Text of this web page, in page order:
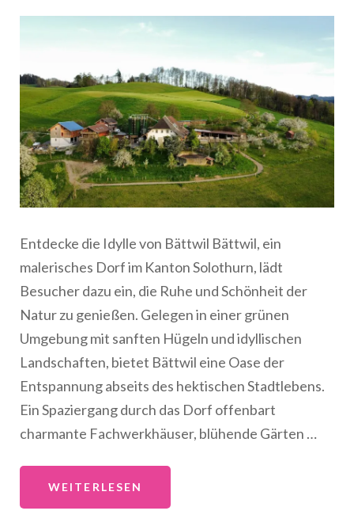
Entdecke die Idylle von Bättwil Bättwil, ein
malerisches Dorf im Kanton Solothurn, lädt
Besucher dazu ein, die Ruhe und Schönheit der
Natur zu genießen. Gelegen in einer grünen
Umgebung mit sanften Hügeln und idyllischen
Landschaften, bietet Bättwil eine Oase der
Entspannung abseits des hektischen Stadtlebens.
Ein Spaziergang durch das Dorf offenbart
charmante Fachwerkhäuser, blühende Gärten …
WEITERLESEN